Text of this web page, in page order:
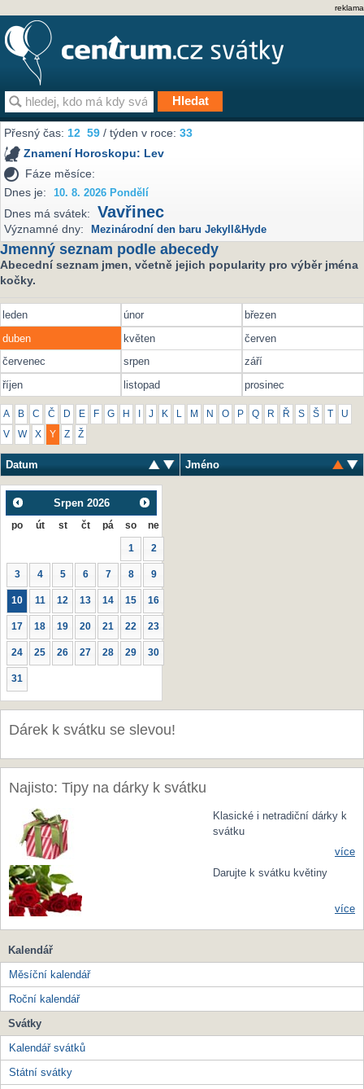
reklama
Přesný čas:12 59 / týden v roce:33
Znamení Horoskopu: Lev
Fáze měsíce:
Dnes je:
10. 8. 2026 Pondělí
Dnes má svátek: Vavřinec
Významné dny: Mezinárodní den baru Jekyll&Hyde
Jmenný seznam podle abecedy
Abecední seznam jmen, včetně jejich popularity pro výběr jména
kočky.
leden únor
březen
duben
květen
červen
červenec
srpen
září
říjen
listopad prosinec
A B C Č D E F G H J K L M N O P Q R Ř S Š U
V W X Y Z Ž
Datum Jméno
Srpen 2026
po út st čt pá so ne
1 2
3 4 5 6 7 8 9
10 11 12 13 14 15 16
17 18 19 20 21 22 23
24 25 26 27 28 29 30
31
Dárek k svátku se slevou!
Najisto: Tipy na dárky k svátku
Klasické i netradiční dárky k
svátku
více
Darujte k svátku květiny
více
Kalendář
Měsíční kalendář
Roční kalendář
Svátky
Kalendář svátků
Státní svátky